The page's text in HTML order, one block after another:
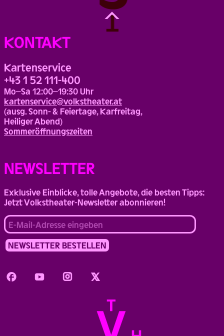
Back
to
Top
KONTAKT
Kartenservice
+43 1 52 111-400
Mo–Sa 12:00–19:30 Uhr
kartenservice@volkstheater.at
(ausg. Sonn- & Feiertage, Karfreitag,
Heiliger Abend)
Sommeröffnungszeiten
NEWSLETTER
Exklusive Einblicke, tolle Angebote, die besten Tipps:
Jetzt Volkstheater-Newsletter abonnieren!
FacebookYoutube InstagramTwitter